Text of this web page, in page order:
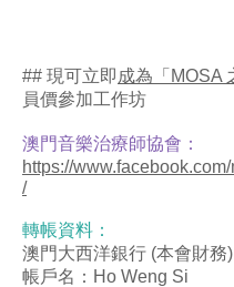
## 現可立即 成為「MOSA
員價參加工作坊
澳門音樂治療師協會：
https://
/
轉帳資料：
澳門大西洋銀行 (本會財務)
帳戶名：Ho Weng Si